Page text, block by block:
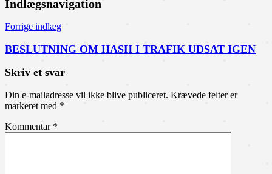
Indlægsnavigation
Forrige indlæg
BESLUTNING OM HASH I TRAFIK UDSAT IGEN
Skriv et svar
Din e-mailadresse vil ikke blive publiceret. Krævede felter er
markeret med *
Kommentar *